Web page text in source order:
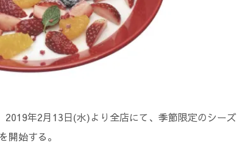
年2月13日(水)より全店にて、季節限定のシーズ
始する。